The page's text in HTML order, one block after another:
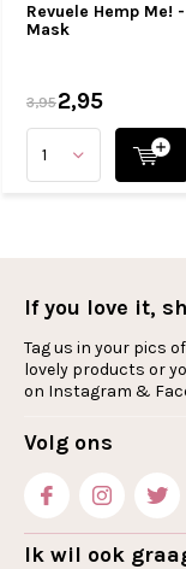
Revuele Hemp Me!
Mask
3,952,95
If you love it,
Tag us in your pics
lovely products or
on Instagram &
Volg ons
Ik wil ook